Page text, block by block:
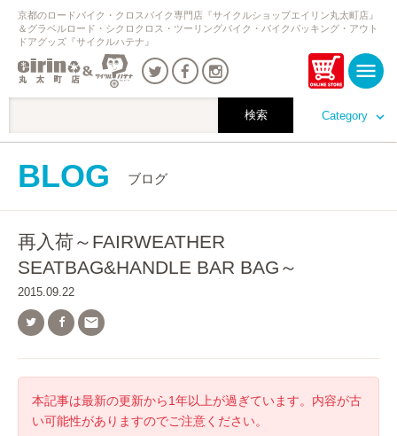
Category
京都のロードバイク・クロスバイク専門店『サイクルショップエイリン丸太町店』
＆グラベルロード・シクロクロス・ツーリングバイク・バイクパッキング・アウト
ドアグッズ『サイクルハテナ』
BLOG ブログ
再入荷～FAIRWEATHER
SEATBAG&HANDLE BAR BAG～
2015.09.22

本記事は最新の更新から1年以上が過ぎています。内容が古
い可能性がありますのでご注意ください。